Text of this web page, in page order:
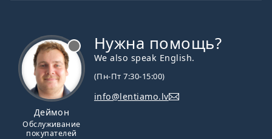
Деймон
Обслуживание
покупателей
Нужна помощь?
We also speak English.
(Пн-Пт 7:30-15:00)
info@lentiamo.lv